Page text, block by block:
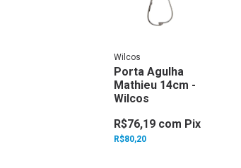
Wilcos
Porta Agulha
Mathieu 14cm -
Wilcos
R$80,20
R$76,19 com Pix